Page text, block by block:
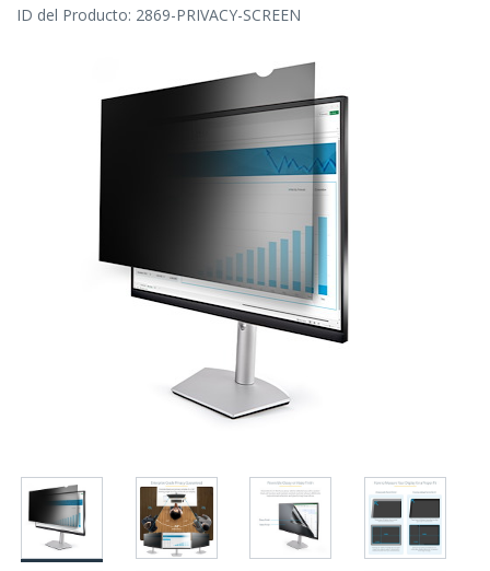
ID del Producto: 2869-PRIVACY-SCREEN